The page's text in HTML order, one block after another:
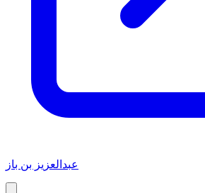
عبدالعزيز بن باز